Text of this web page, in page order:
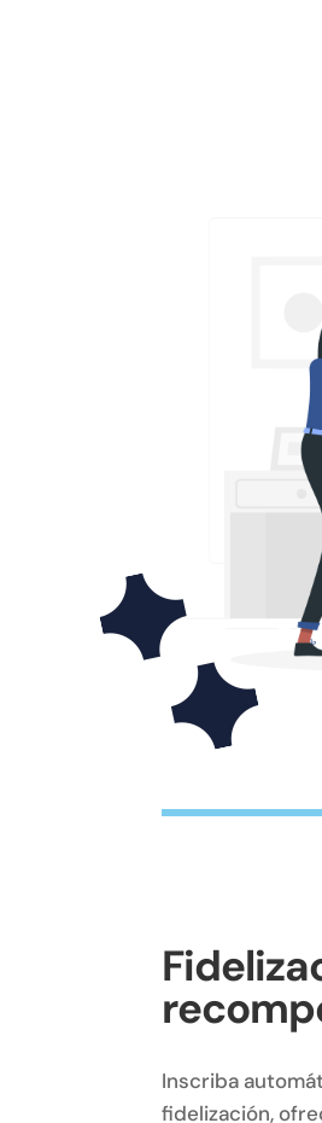
Inscriba
fidelización,